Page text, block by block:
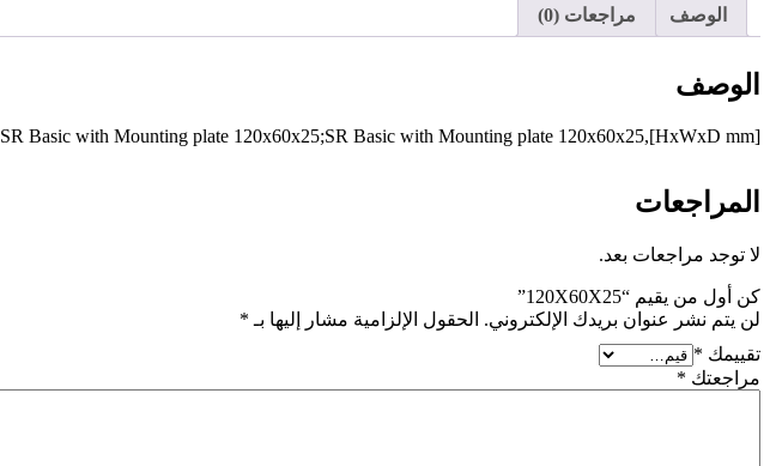
الوصف مراجعات (0)
الوصف
SR Basic with Mounting plate 120x60x25;SR Basic with Mounting plate 120x60x25,[HxWxD mm]
المراجعات
لا توجد مراجعات بعد.
كن أول من يقيم “120X60X25”
لن يتم نشر عنوان بريدك الإلكتروني. الحقول الإلزامية مشار إليها بـ *
تقييمك *
مراجعتك *